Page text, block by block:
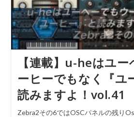
【連載】u-heはユ
ーヒーでもなく『ユ
読みますよ！vol.41
Zebra2その6ではOSCパネルの残り